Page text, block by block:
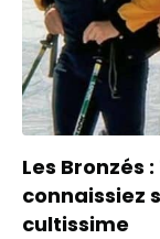
Les Bronzés
connaissiez
cultissime